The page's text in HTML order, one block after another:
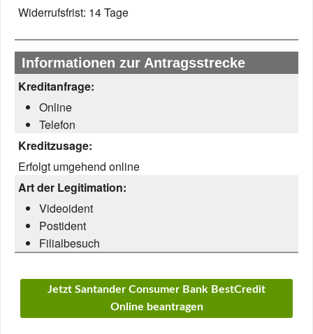
Widerrufsfrist: 14 Tage
Informationen zur Antragsstrecke
Kreditanfrage:
Online
Telefon
Kreditzusage:
Erfolgt umgehend online
Art der Legitimation:
Videoident
Postident
Filialbesuch
Jetzt Santander Consumer Bank BestCredit
Online beantragen